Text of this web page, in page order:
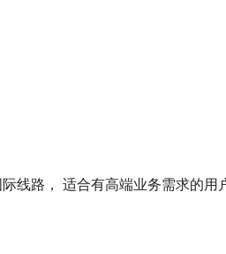
路， 适合有高端业务需求的用